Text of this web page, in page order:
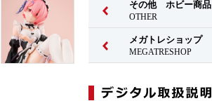
その他 ホビー商品
OTHER
メガトレショップ
MEGATRESHOP